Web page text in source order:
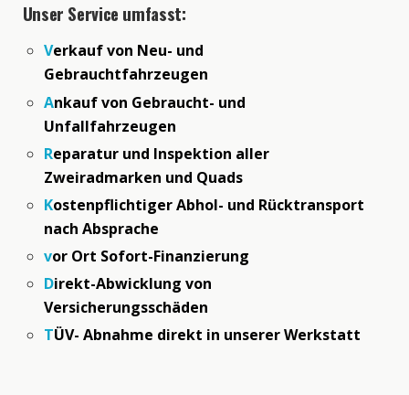
Unser Service umfasst:
Verkauf von Neu- und
Gebrauchtfahrzeugen
Ankauf von Gebraucht- und
Unfallfahrzeugen
Reparatur und Inspektion aller
Zweiradmarken und Quads
Kostenpflichtiger Abhol- und Rücktransport
nach Absprache
vor Ort Sofort-Finanzierung
Direkt-Abwicklung von
Versicherungsschäden
TÜV- Abnahme direkt in unserer Werkstatt